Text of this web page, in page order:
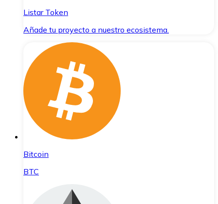
Listar Token
Añade tu proyecto a nuestro ecosistema.
Bitcoin
BTC